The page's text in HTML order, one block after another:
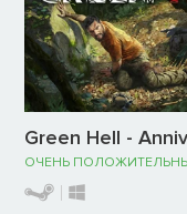
Green Hell -
ОЧЕНЬ